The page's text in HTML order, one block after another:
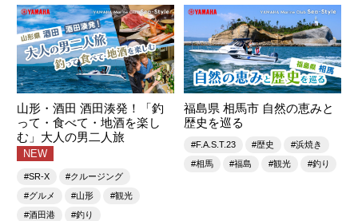
山形・酒田 酒田湊発！「釣
って・食べて・地酒を楽し
む」大人の男二人旅
NEW
#SR-X
#クルージング
#グルメ
#山形
#観光
#酒田港
#釣り
福島県 相馬市 自然の恵みと
歴史を巡る
#F.A.S.T.23 #歴史
#浜焼き
#相馬
#福島 #観光 #釣り